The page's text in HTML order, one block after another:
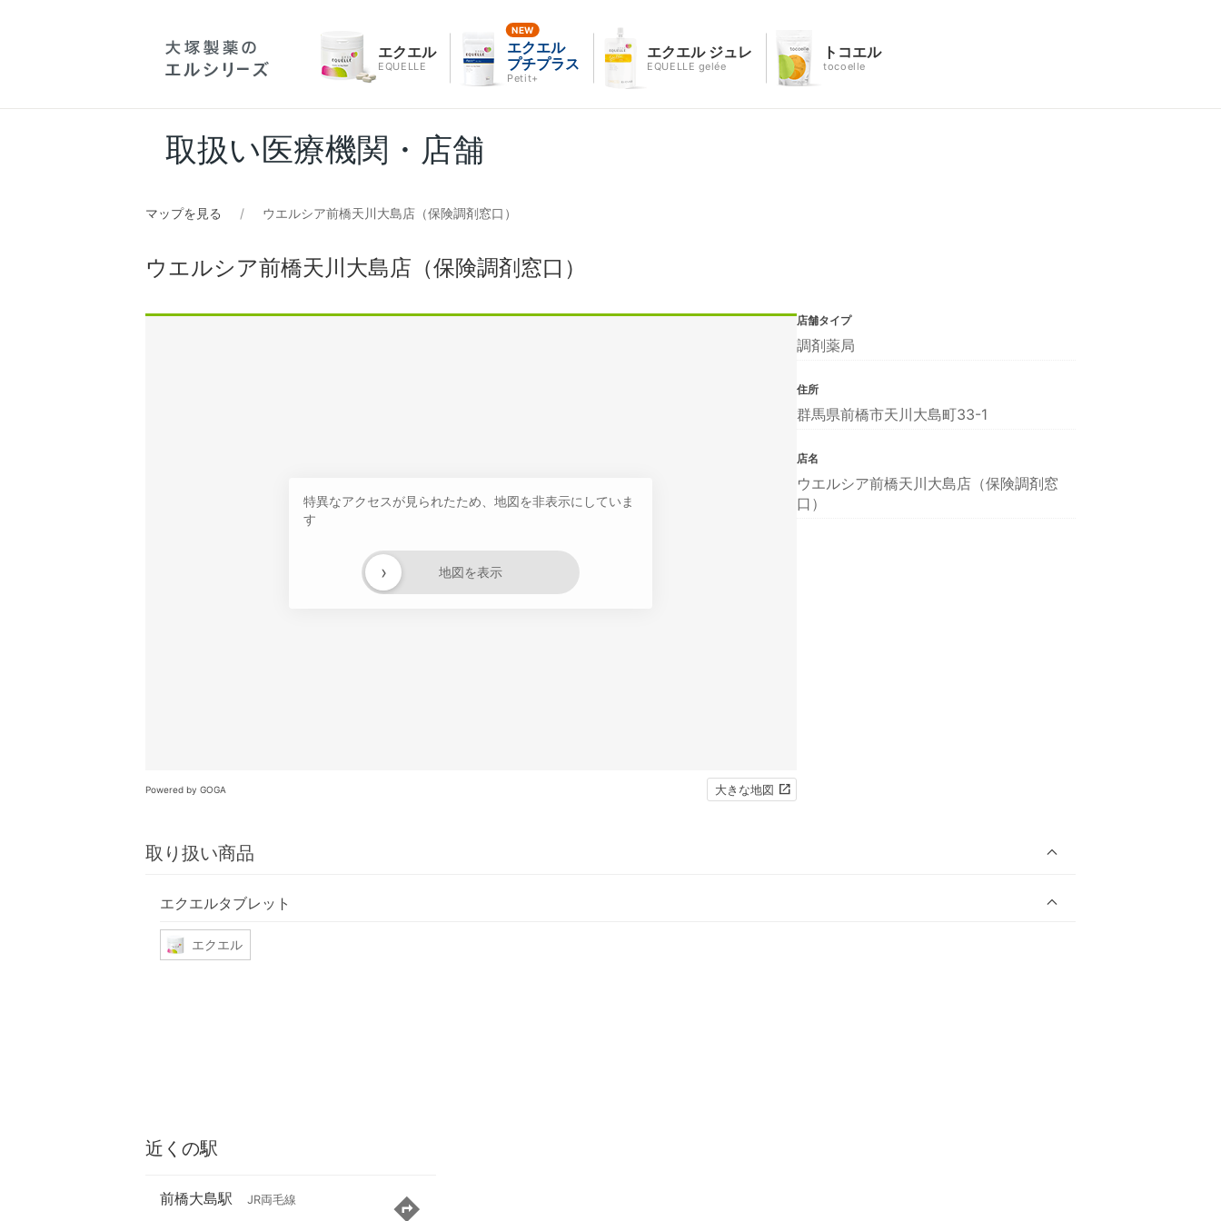
エクエル
EQUELLE
エクエル
プチプラス
Petit+
エクエル ジュレ
EQUELLE gelée
トコエル
tocoelle
取扱い医療機関・店舗
マップを見る ウエルシア前橋天川大島店（保険調剤窓口）
ウエルシア前橋天川大島店（保険調剤窓口）
特異なアクセスが見られたため、地図を非表示にしていま
す
地図を表示
›
Powered by GOGA 大きな地図
取り扱い商品
エクエルタブレット
エクエル
店舗タイプ
調剤薬局
住所
群馬県前橋市天川大島町33-1
店名
ウエルシア前橋天川大島店（保険調剤窓
口）
近くの駅
前橋大島駅 JR両毛線